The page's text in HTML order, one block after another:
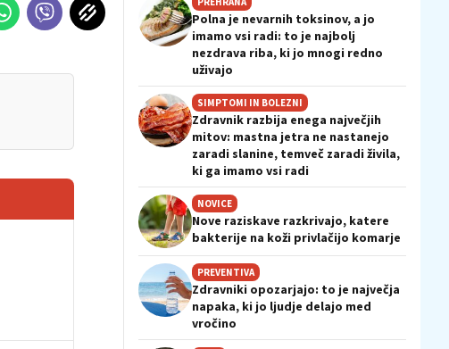
Polna je nevarnih toksinov, a jo
imamo vsi radi: to je najbolj
nezdrava riba, ki jo mnogi redno
uživajo
SIMPTOMI IN BOLEZNI
Zdravnik razbija enega največjih
mitov: mastna jetra ne nastanejo
zaradi slanine, temveč zaradi živila,
ki ga imamo vsi radi
NOVICE
Nove raziskave razkrivajo, katere
bakterije na koži privlačijo komarje
PREVENTIVA
Zdravniki opozarjajo: to je največja
napaka, ki jo ljudje delajo med
vročino